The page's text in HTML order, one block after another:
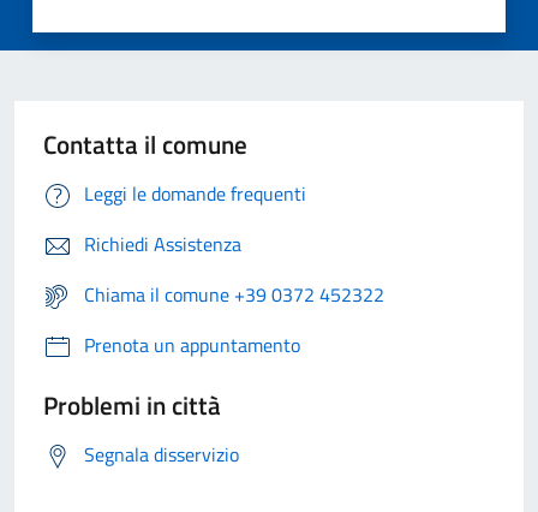
Contatta il comune
Leggi le domande frequenti
Richiedi Assistenza
Chiama il comune +39 0372 452322
Prenota un appuntamento
Problemi in città
Segnala disservizio